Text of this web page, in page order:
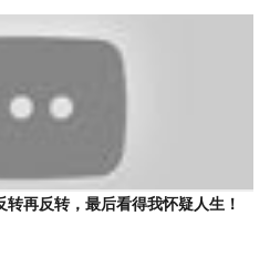
转再反转，最后看得我怀疑人生！